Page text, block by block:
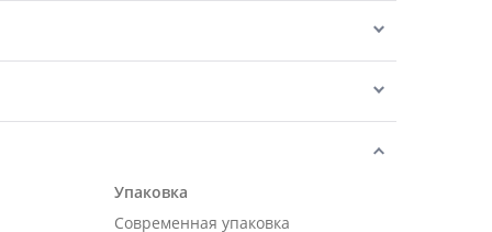
Упаковка
Современная упаковка